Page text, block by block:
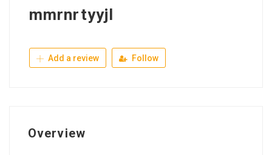
mmrnrtyyjl
Add a review Follow
Overview